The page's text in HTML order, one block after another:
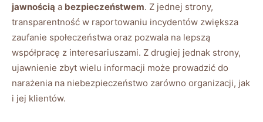
jawnością a bezpieczeństwem. Z jednej strony,
transparentność w raportowaniu incydentów⁤ zwiększa
zaufanie ​społeczeństwa oraz ⁤pozwala na lepszą
współpracę z interesariuszami. Z‌ drugiej ⁤jednak strony,
ujawnienie zbyt wielu ‍informacji może prowadzić do
narażenia na niebezpieczeństwo zarówno organizacji, ​jak
i⁤ jej klientów.